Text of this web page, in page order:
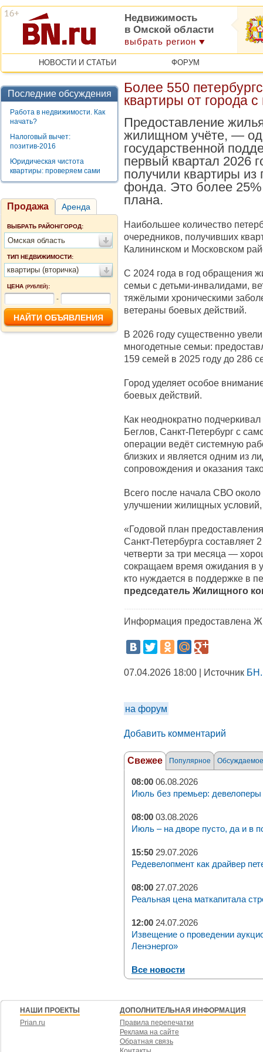
Недвижимость
в Омской области
выбрать регион
НОВОСТИ И СТАТЬИ ФОРУМ
Последние обсуждения
Работа в недвижимости. Как
начать?
Налоговый вычет:
позитив-2016
Юридическая чистота
квартиры: проверяем сами
Продажа Аренда
ВЫБРАТЬ РАЙОН/ГОРОД:
Омская область
ТИП НЕДВИЖИМОСТИ:
квартиры (вторичка)
ЦЕНА (РУБЛЕЙ):
-
Более 550
квартиры от города с
Предоставление
жилищном учёте, —
государственной
первый квартал 2026
получили квартиры из
фонда. Это более
плана.
Наибольшее количество
очередников, получивших
Калининском и Московском
С 2024 года в год обращения
семьи с детьми-инвалидами,
тяжёлыми хроническими
ветераны боевых действий.
В 2026 году существенно
многодетные семьи:
159 семей в 2025 году до 286
Город уделяет особое
боевых действий.
Как неоднократно
Беглов, Санкт-Петербург с
операции ведёт системную
близких и является одним из
сопровождения и оказания
Всего после начала СВО
улучшении жилищных условий,
«Годовой план
Санкт-Петербурга составляет
четверти за три месяца —
сокращаем время ожидания в
кто нуждается в поддержке в
председатель Жилищного
Информация предоставлена
07.04.2026 18:00 | Источник
на форум
Добавить комментарий
Свежее Популярное Обсуждаемое
08:00 06.08.2026
Июль без премьер: девелоперы
08:00 03.08.2026
Июль – на дворе пусто, да и в
15:50 29.07.2026
Редевелопмент как драйвер
08:00 27.07.2026
Реальная цена маткапитала
12:00 24.07.2026
Извещение о проведении
Ленэнерго»
Все новости
НАШИ ПРОЕКТЫ
Prian.ru
ДОПОЛНИТЕЛЬНАЯ ИНФОРМАЦИЯ
Правила перепечатки
Реклама на сайте
Обратная связь